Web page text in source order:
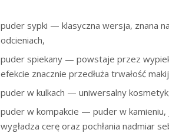
puder sypki — klasyczna wersja, znana
odcieniach,
puder spiekany — powstaje przez
efekcie znacznie przedłuża trwałość
puder w kulkach — uniwersalny
puder w kompakcie — puder w
wygładza cerę oraz pochłania nadmiar